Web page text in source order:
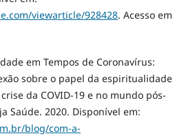
viewarticle/928428. Acesso em
em Tempos de Coronavírus:
sobre o papel da espiritualidade
da COVID-19 e no mundo pós-
Saúde. 2020. Disponível em:
blog/com-a-